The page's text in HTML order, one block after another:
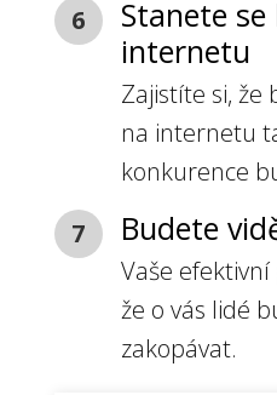
6
Stanete
internetu
Zajistíte si, že
na internetu
konkurence
7
Budete
Vaše
že o vás lidé
zakopávat.